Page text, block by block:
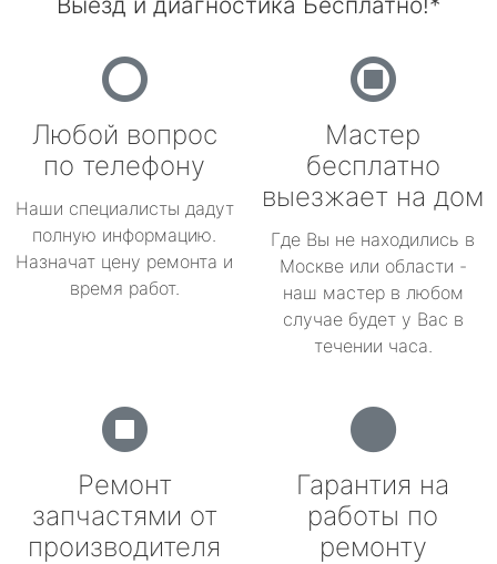
Любой вопрос
по телефону
Наши специалисты дадут
полную информацию.
Назначат цену ремонта и
время работ.
Мастер
бесплатно
выезжает на дом
Где Вы не находились в
Москве или области -
наш мастер в любом
случае будет у Вас в
течении часа.
Ремонт
запчастями от
производителя
Гарантия на
работы по
ремонту